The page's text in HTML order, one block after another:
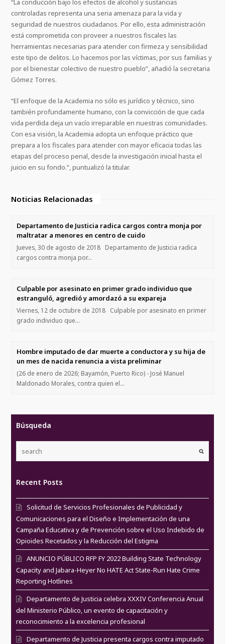
“La conducción bajo los efectos de alcohol y sustancias
controladas representa una seria amenaza para la vida y
seguridad de nuestros ciudadanos. Por ello, esta administración
está comprometida con proveer a nuestros fiscales las
herramientas necesarias para atender con firmeza y sensibilidad
este tipo de delitos. Lo hacemos por las víctimas, por sus familias y
por el bienestar colectivo de nuestro pueblo”, añadió la secretaria
Gómez Torres.
“El enfoque de la Academia no sólo es jurídico y técnico, sino
también profundamente humano, con la convicción de que cada
vida perdida deja un vacío irreparable en nuestras comunidades.
Con esa visión, la Academia adopta un enfoque práctico que
prepara a los fiscales para atender con mayor eficacia todas las
etapas del proceso penal, desde la investigación inicial hasta el
juicio en su fondo.”, puntualizó la titular.
Noticias Relacionadas
Departamento de Justicia radica cargos contra monja por
maltratar a menores en centro de cuido
Jueves, 30 de agosto de 2018 Departamento de Justicia radica
cargos contra monja por…
Culpable por asesinato en primer grado individuo que
estranguló, agredió y amordazó a su expareja
Viernes, 12 de octubre de 2018 Culpable por asesinato en primer
grado individuo que…
Hombre imputado de dar muerte a conductora y su hija de
un mes de nacida renuncia a vista preliminar
(26 de enero de 2026; Bayamón, Puerto Rico) - José Manuel
Maldonado Morales, contra quien el…
Búsqueda
Recent Posts
Solicitud de Servicios Profesionales de Publicidad y
Comunicaciones para el Diseño e Implementación de una
Campaña Educativa y de Prevención sobre el Uso Indebido de
Opioides Recetados y la Reducción del Estigma
ANUNCIO PÚBLICO RFP FY 2022 Building State Technology
Capacity and Jabara-Heyer No HATE Act State-Run Hate Crime
Reporting Hotlines
Departamento de Justicia celebra XXXIV Conferencia Anual
del Ministerio Público, un evento de capacitación y
reconocimiento a la excelencia profesional
Departamento de Justicia presenta cargos contra imputado